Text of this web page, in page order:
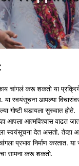
चांगलं करू शकतो या
स्वयंसूचना आपल्या
गोष्टी घडायला सुरुवात होते.
आपला आत्मविश्वास वाढत
देत असतो, तेव्हा
प्रभाव निर्माण
सामना करू शकतो.